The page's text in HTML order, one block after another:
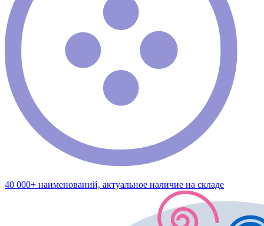
40 000+ наименований, актуальное наличие на складе